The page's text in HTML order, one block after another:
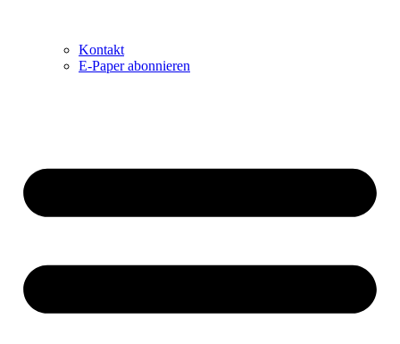
Kontakt
E-Paper abonnieren